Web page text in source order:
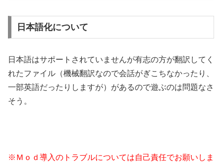
日本語化について
日本語はサポートされていませんが有志の方が翻訳してく
れたファイル（機械翻訳なので会話がぎこちなかったり、
一部英語だったりしますが）があるので遊ぶのは問題なさ
そう。
※Ｍｏｄ導入のトラブルについては自己責任でお願いしま